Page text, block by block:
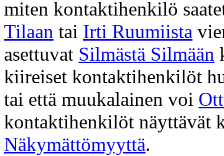
miten kontaktihenkilö
Tilaan tai Irti Ruumiista
asettuvat Silmästä Silmään
kiireiset kontaktihenkilöt
tai että muukalainen voi
kontaktihenkilöt näyttävät
Näkymättömyyttä.